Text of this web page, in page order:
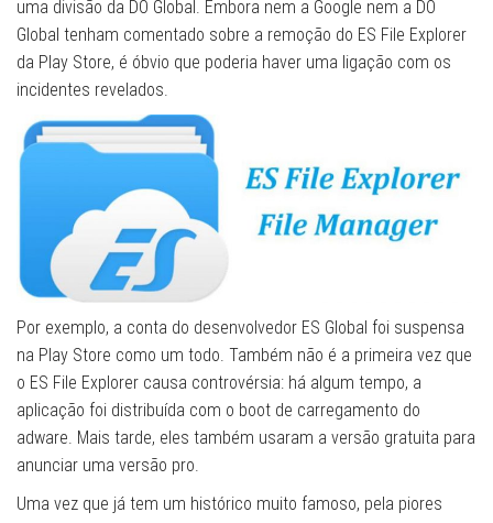
uma divisão da DO Global. Embora nem a Google nem a DO
Global tenham comentado sobre a remoção do ES File Explorer
da Play Store, é óbvio que poderia haver uma ligação com os
incidentes revelados.
Por exemplo, a conta do desenvolvedor ES Global foi suspensa
na Play Store como um todo. Também não é a primeira vez que
o ES File Explorer causa controvérsia: há algum tempo, a
aplicação foi distribuída com o boot de carregamento do
adware. Mais tarde, eles também usaram a versão gratuita para
anunciar uma versão pro.
Uma vez que já tem um histórico muito famoso, pela piores